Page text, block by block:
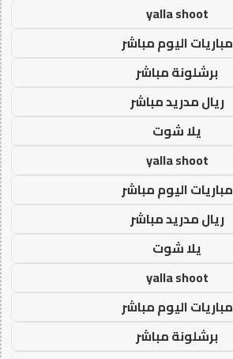
yalla shoot
مباريات اليوم مباشر
برشلونة مباشر
ريال مدريد مباشر
يلا شوت
yalla shoot
مباريات اليوم مباشر
ريال مدريد مباشر
يلا شوت
yalla shoot
مباريات اليوم مباشر
برشلونة مباشر